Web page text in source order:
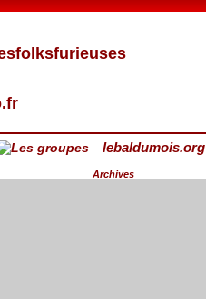
lebaldumois.org
Archives